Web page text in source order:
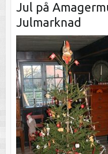
Jul på
Julmarknad